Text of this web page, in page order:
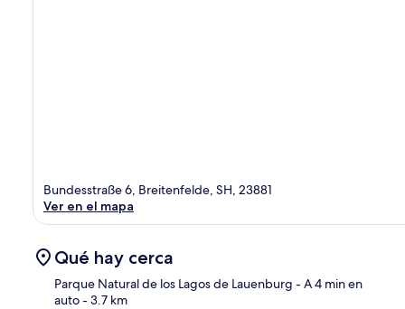
Bundesstraße 6, Breitenfelde, SH, 23881
Ver en el mapa
Qué hay cerca
Parque Natural de los Lagos de Lauenburg - A 4 min en
auto- 3.7 km